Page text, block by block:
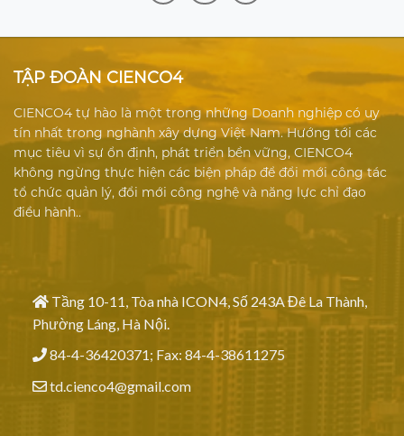
TẬP ĐOÀN CIENCO4
CIENCO4 tự hào là một trong những Doanh nghiệp có uy
tín nhất trong nghành xây dựng Việt Nam. Hướng tới các
mục tiêu vì sự ổn định, phát triển bền vững, CIENCO4
không ngừng thực hiện các biện pháp để đổi mới công tác
tổ chức quản lý, đổi mới công nghệ và năng lực chỉ đạo
điều hành..
Tầng 10-11, Tòa nhà ICON4, Số 243A Đê La Thành,
Phường Láng, Hà Nội.
84-4-36420371; Fax: 84-4-38611275
td.cienco4@gmail.com